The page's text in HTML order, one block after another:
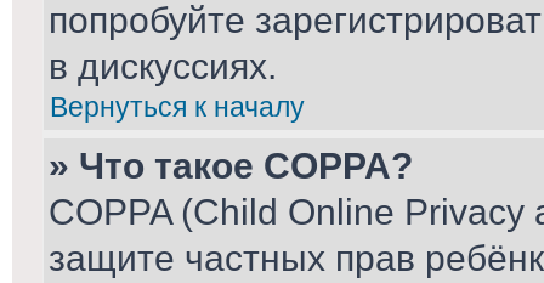
попробуйте
в дискуссиях.
Вернуться к началу
» Что такое COPPA?
COPPA (Child Online Privacy
защите частных прав